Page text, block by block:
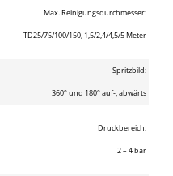
Max. Reinigungsdurchmesser:
TD25/75/100/150, 1,5/2,4/4,5/5 Meter
Spritzbild:
360° und 180° auf-, abwärts
Druckbereich:
2 – 4 bar